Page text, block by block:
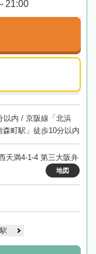
21:00
以内 / 京阪線「北浜
町駅」徒歩10分以内
天満4-1-4 第三大阪弁
地図